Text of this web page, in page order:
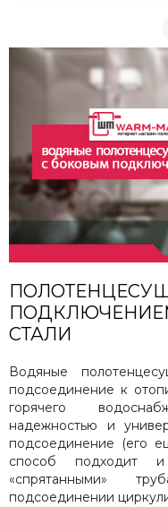
И надеюсь наши
нас без нареканий
много-много лет)
СТАЛИ
Водяные
подсоединение к
горячего
надежностью и
подсоединение (его
способ подходит
«спрятанными»
подсоединении